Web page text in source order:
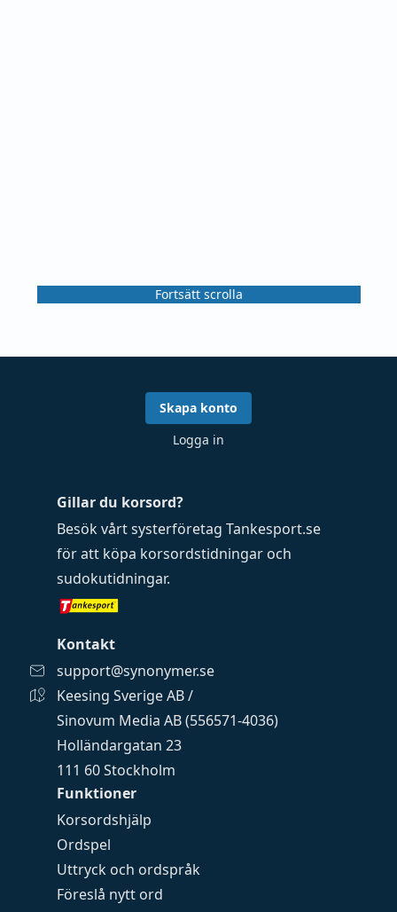
Fortsätt scrolla
Funktioner
Korsordshjälp
Ordspel
Uttryck och ordspråk
Föreslå nytt ord
Gillar du korsord?
Besök vårt systerföretag Tankesport.se
för att köpa korsordstidningar och
sudokutidningar.
Kontakt
support@synonymer.se
Keesing Sverige AB /
Sinovum Media AB (556571-4036)
Holländargatan 23
111 60 Stockholm
Skapa konto
Logga in